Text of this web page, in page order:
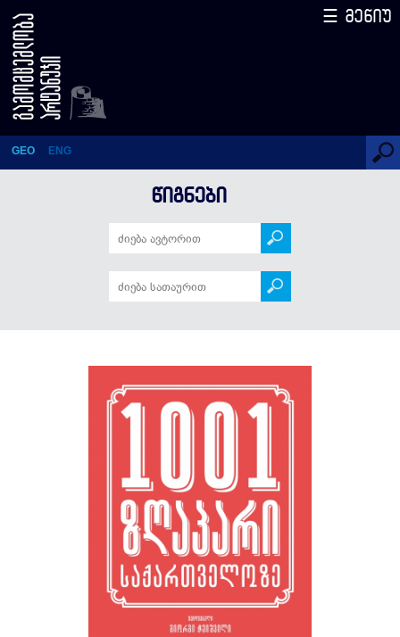
1001 ზღაპარი
საქართველოზე
GEO ENG
☰ მენიუ
ᲬᲘᲒᲜᲔᲑᲘ